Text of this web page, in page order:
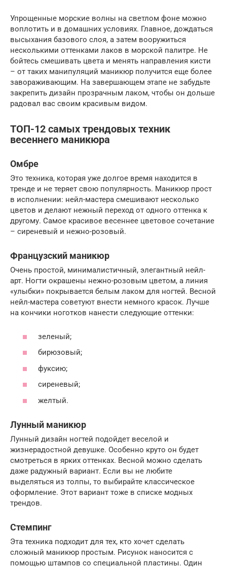
Упрощенные морские волны на светлом фоне можно
воплотить и в домашних условиях. Главное, дождаться
высыхания базового слоя, а затем вооружиться
несколькими оттенками лаков в морской палитре. Не
бойтесь смешивать цвета и менять направления кисти
– от таких манипуляций маникюр получится еще более
завораживающим. На завершающем этапе не забудьте
закрепить дизайн прозрачным лаком, чтобы он дольше
радовал вас своим красивым видом.
ТОП-12 самых трендовых техник
весеннего маникюра
Омбре
Это техника, которая уже долгое время находится в
тренде и не теряет свою популярность. Маникюр прост
в исполнении: нейл-мастера смешивают несколько
цветов и делают нежный переход от одного оттенка к
другому. Самое красивое весеннее цветовое сочетание
– сиреневый и нежно-розовый.
Французский маникюр
Очень простой, минималистичный, элегантный нейл-
арт. Ногти окрашены нежно-розовым цветом, а линия
«улыбки» покрывается белым лаком для ногтей. Весной
нейл-мастера советуют внести немного красок. Лучше
на кончики ноготков нанести следующие оттенки:
зеленый;
бирюзовый;
фуксию;
сиреневый;
желтый.
Лунный маникюр
Лунный дизайн ногтей подойдет веселой и
жизнерадостной девушке. Особенно круто он будет
смотреться в ярких оттенках. Весной можно сделать
даже радужный вариант. Если вы не любите
выделяться из толпы, то выбирайте классическое
оформление. Этот вариант тоже в списке модных
трендов.
Стемпинг
Эта техника подходит для тех, кто хочет сделать
сложный маникюр простым. Рисунок наносится с
помощью штампов со специальной пластины. Один